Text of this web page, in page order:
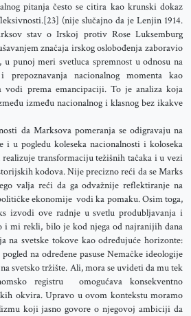
pitanja često se citira kao krunski dokaz
(nije slučajno da je Lenjin 1914.
stav o Irskoj protiv Rose Luksemburg
značaja irskog oslobođenja zaboravio
u punoj meri svetluca spremnost u odnosu na
nacionalnog momenta kao
vodi prema emancipaciji. To je analiza koja
između nacionalnog i klasnog bez ikakve
da Marksova pomeranja se odigravaju na
i u pogledu koleseka nacionalnosti i koloseka
transformaciju težišnih tačaka i u vezi
kodova. Nije precizno reći da se Marks
valja reći da ga odvažnije reflektiranje na
ekonomije vodi ka pomaku. Osim toga,
izvodi ove radnje u svetlu produbljavanja i
i mi rekli, bilo je kod njega od najranijih dana
na svetske tokove kao određujuće horizonte:
na određene pasuse Nemačke ideologije
svetsko tržište. Ali, mora se uvideti da mu tek
registru omogućava konsekventno
okvira. Upravo u ovom kontekstu moramo
koji jasno govore o njegovoj ambiciji da